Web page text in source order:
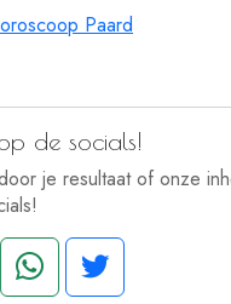
Paard
de socials!
je resultaat of onze